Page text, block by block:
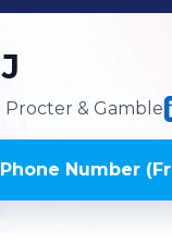
Procter & Gamble
Number